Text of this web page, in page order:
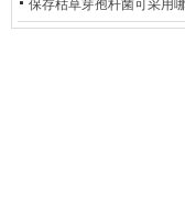
试剂盒原装干粉放一处储
保存枯草芽孢杆菌可采用